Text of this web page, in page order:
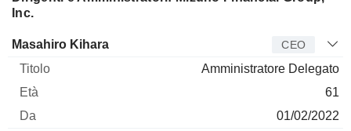
Inc.
Manager Titolo Età
Masahiro Kihara CEO
Amministratore Delegato
61
01/02/2022